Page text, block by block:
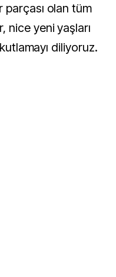
parçası olan tüm
nice yeni yaşları
diliyoruz.